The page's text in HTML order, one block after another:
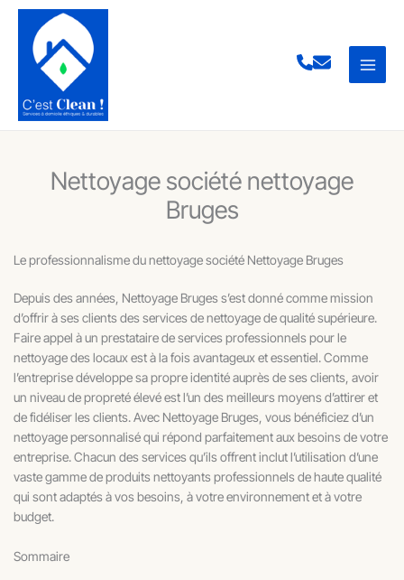
Aller
contenu
Nettoyage société nettoyage
Bruges
Le professionnalisme du nettoyage société Nettoyage Bruges
Depuis des années, Nettoyage Bruges s’est donné comme mission
d’offrir à ses clients des services de nettoyage de qualité supérieure.
Faire appel à un prestataire de services professionnels pour le
nettoyage des locaux est à la fois avantageux et essentiel. Comme
l’entreprise développe sa propre identité auprès de ses clients, avoir
un niveau de propreté élevé est l’un des meilleurs moyens d’attirer et
de fidéliser les clients. Avec Nettoyage Bruges, vous bénéficiez d’un
nettoyage personnalisé qui répond parfaitement aux besoins de votre
entreprise. Chacun des services qu’ils offrent inclut l’utilisation d’une
vaste gamme de produits nettoyants professionnels de haute qualité
qui sont adaptés à vos besoins, à votre environnement et à votre
budget.
Sommaire